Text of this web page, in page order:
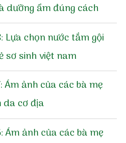
dưỡng ẩm đúng cách
Lựa chọn nước tắm gội
sơ sinh việt nam
Ám ảnh của các bà mẹ
da cơ địa
Ám ảnh của các bà mẹ